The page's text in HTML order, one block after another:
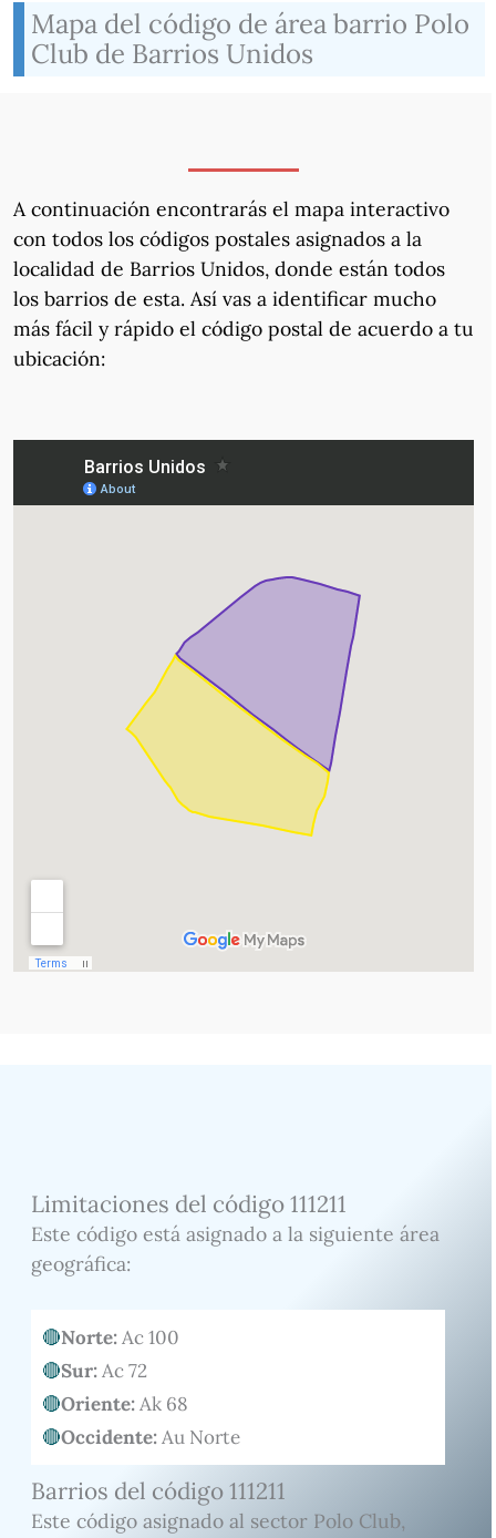
Mapa del código de área barrio Polo
Club de Barrios Unidos
A continuación encontrarás el mapa interactivo
con todos los códigos postales asignados a la
localidad de Barrios Unidos, donde están todos
los barrios de esta. Así vas a identificar mucho
más fácil y rápido el código postal de acuerdo a tu
ubicación:
Limitaciones del código 111211
Este código está asignado a la siguiente área
geográfica:
Norte:Ac 100
Sur:Ac 72
Oriente:Ak 68
Occidente:Au Norte
Barrios del código 111211
Este código asignado al sector Polo Club,